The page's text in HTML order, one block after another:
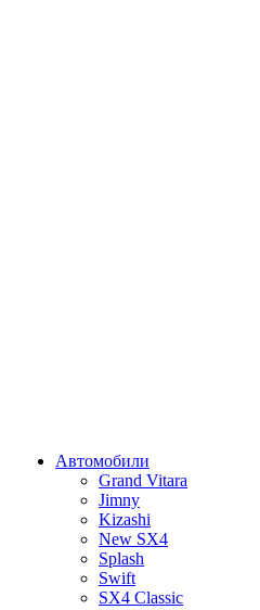
Автомобили
Grand Vitara
Jimny
Kizashi
New SX4
Splash
Swift
SX4 Classic